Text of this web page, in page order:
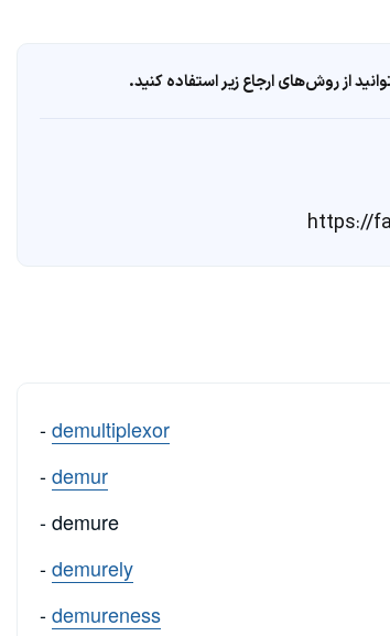
از روش‌های ارجاع زیر استفاده کنید.
-demultiplexor
-demur
- demure
-demurely
-demureness